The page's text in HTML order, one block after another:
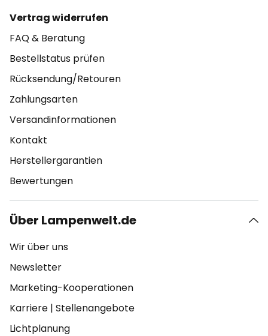
Vertrag widerrufen
FAQ & Beratung
Bestellstatus prüfen
Rücksendung/Retouren
Zahlungsarten
Versandinformationen
Kontakt
Herstellergarantien
Bewertungen
Über Lampenwelt.de
Wir über uns
Newsletter
Marketing-Kooperationen
Karriere | Stellenangebote
Lichtplanung